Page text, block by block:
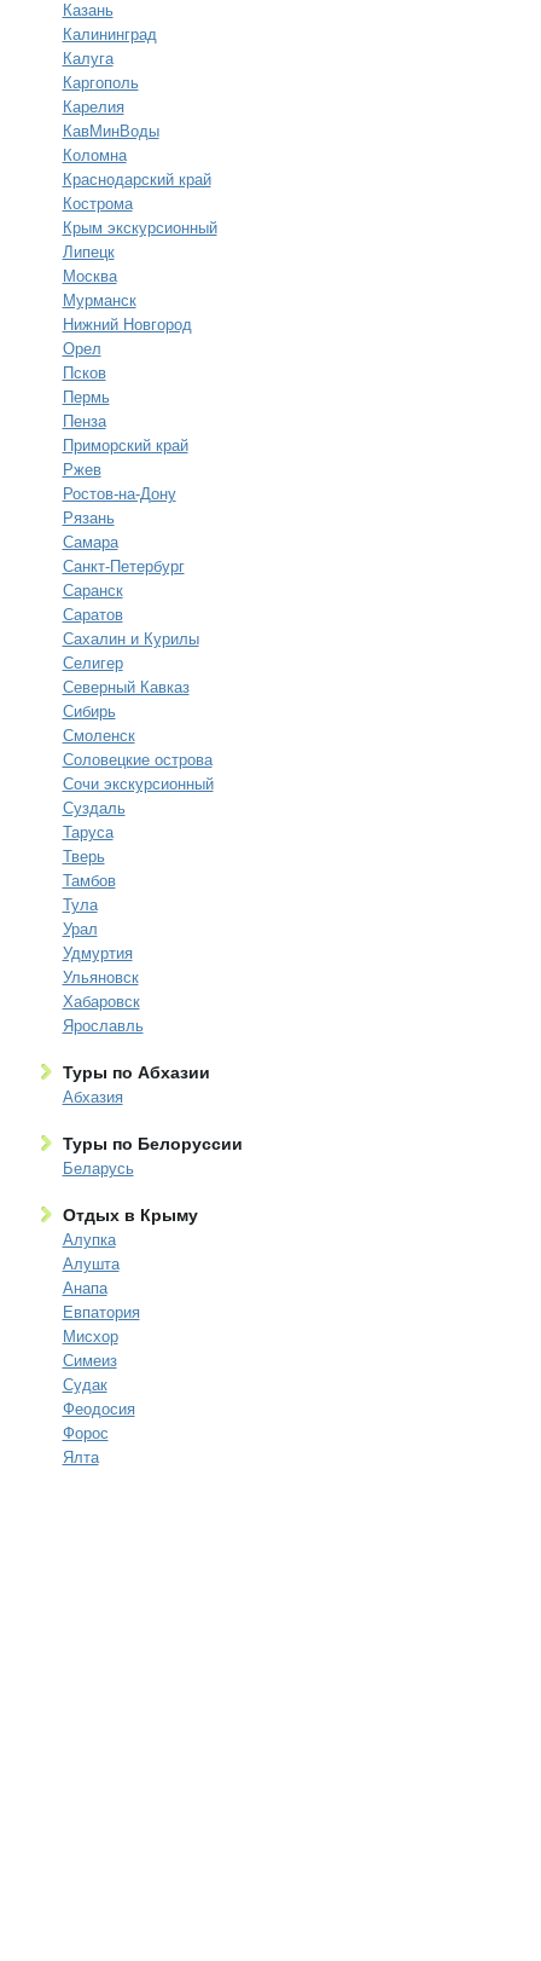
Казань
Калининград
Калуга
Каргополь
Карелия
КавМинВоды
Коломна
Краснодарский край
Кострома
Крым экскурсионный
Липецк
Москва
Мурманск
Нижний Новгород
Орел
Псков
Пермь
Пенза
Приморский край
Ржев
Ростов-на-Дону
Рязань
Самара
Санкт-Петербург
Саранск
Саратов
Сахалин и Курилы
Селигер
Северный Кавказ
Сибирь
Смоленск
Соловецкие острова
Сочи экскурсионный
Суздаль
Таруса
Тверь
Тамбов
Тула
Урал
Удмуртия
Ульяновск
Хабаровск
Ярославль
Туры по Абхазии
Абхазия
Туры по Белоруссии
Беларусь
Отдых в Крыму
Алупка
Алушта
Анапа
Евпатория
Мисхор
Симеиз
Судак
Феодосия
Форос
Ялта